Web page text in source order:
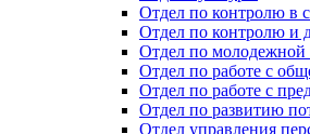
Отдел по контролю в
Отдел по контролю и
Отдел по молодежной
Отдел по работе с
Отдел по работе с
Отдел по развитию
Отдел управления